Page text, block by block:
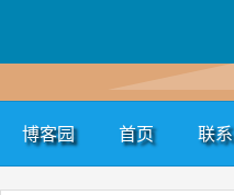
博客园 首页 联系